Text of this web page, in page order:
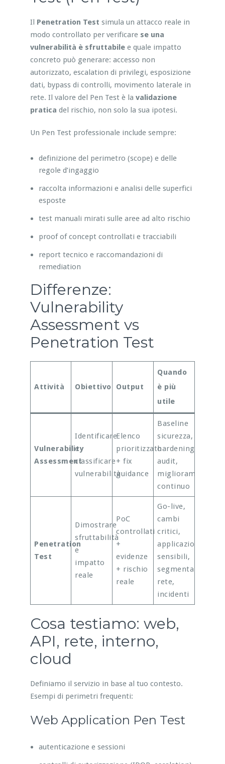
Il Penetration Test simula un attacco reale in
modo controllato per verificare se una
vulnerabilità è sfruttabilee quale impatto
concreto può generare: accesso non
autorizzato, escalation di privilegi, esposizione
dati, bypass di controlli, movimento laterale in
rete. Il valore del Pen Test è la validazione
pratica del rischio, non solo la sua ipotesi.
Un Pen Test professionale include sempre:
definizione del perimetro (scope) e delle
regole d’ingaggio
raccolta informazioni e analisi delle superfici
esposte
test manuali mirati sulle aree ad alto rischio
proof of concept controllati e tracciabili
report tecnico e raccomandazioni di
remediation
Differenze:
Vulnerability
Assessment vs
Penetration Test
Attività Obiettivo Output
Quando
è più
utile
Vulnerability
Assessment
Identificare
e
classificare
vulnerabilità
Elenco
prioritizzato
+ fix
guidance
Baseline
sicurezza,
hardening,
audit,
miglioramento
continuo
Penetration
Test
Dimostrare
sfruttabilità
e
impatto
reale
PoC
controllati
+
evidenze
+ rischio
reale
Go-live,
cambi
critici,
applicazioni
sensibili,
segmentazione
rete,
incidenti
Cosa testiamo: web,
API, rete, interno,
cloud
Definiamo il servizio in base al tuo contesto.
Esempi di perimetri frequenti:
Web Application Pen Test
autenticazione e sessioni